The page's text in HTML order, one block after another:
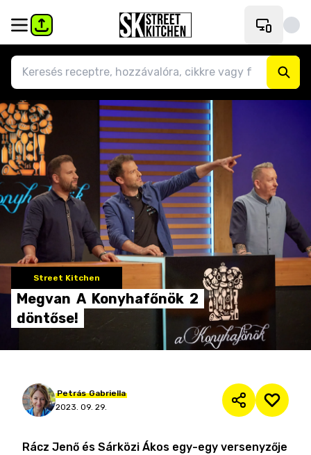
Street Kitchen
Megvan A Konyhafőnök 2
döntőse!
Petrás Gabriella
2023. 09. 29.
Rácz Jenő és Sárközi Ákos egy-egy versenyzője